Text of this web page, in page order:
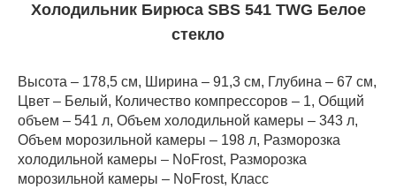
Холодильник Бирюса SBS 541 TWG Белое
стекло
Высота – 178,5 см, Ширина – 91,3 см, Глубина – 67 см,
Цвет – Белый, Количество компрессоров – 1, Общий
объем – 541 л, Объем холодильной камеры – 343 л,
Объем морозильной камеры – 198 л, Разморозка
холодильной камеры – NoFrost, Разморозка
морозильной камеры – NoFrost, Класс